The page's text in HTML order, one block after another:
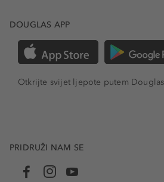
DOUGLAS APP
Otkrijte svijet ljepote putem
PRIDRUŽI NAM SE